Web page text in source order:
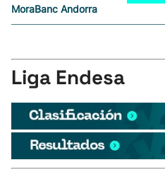
MoraBanc Andorra
Liga Endesa